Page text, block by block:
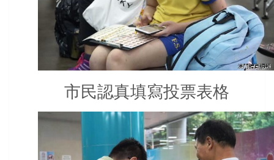
市民認真填寫投票表格